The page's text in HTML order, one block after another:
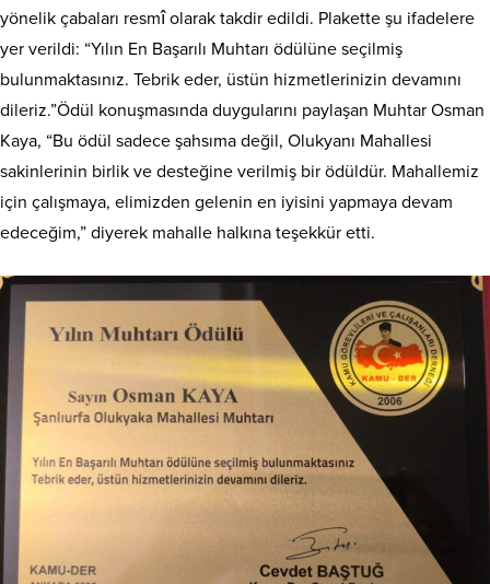
yönelik çabaları resmî olarak takdir edildi. Plakette şu ifadelere
yer verildi: “Yılın En Başarılı Muhtarı ödülüne seçilmiş
bulunmaktasınız. Tebrik eder, üstün hizmetlerinizin devamını
dileriz.”Ödül konuşmasında duygularını paylaşan Muhtar Osman
Kaya, “Bu ödül sadece şahsıma değil, Olukyanı Mahallesi
sakinlerinin birlik ve desteğine verilmiş bir ödüldür. Mahallemiz
için çalışmaya, elimizden gelenin en iyisini yapmaya devam
edeceğim,” diyerek mahalle halkına teşekkür etti.